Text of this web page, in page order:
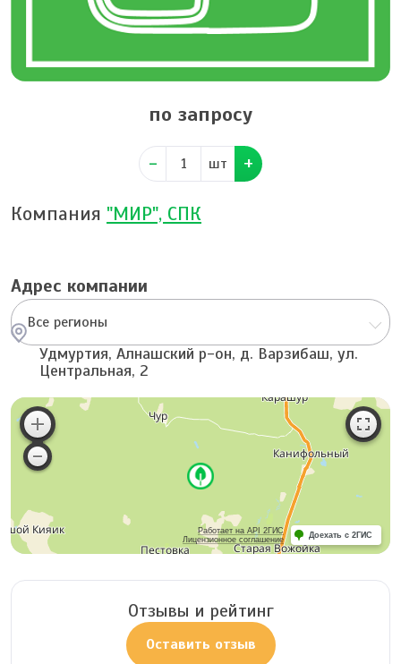
по запросу
шт
Компания "МИР", СПК
Адрес компании
Все регионы
Удмуртия, Алнашский р-он, д. Варзибаш, ул.
Центральная, 2
Работает на API 2ГИС
Лицензионное соглашение
Доехать с 2ГИС
Отзывы и рейтинг
Оставить отзыв